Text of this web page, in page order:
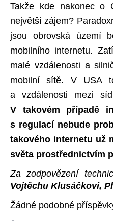
Takže kde nakonec o
největší zájem?
jsou obrovská území
mobilního internetu.
malé vzdálenosti a
mobilní sítě. V USA
a vzdálenosti mezi
V takovém případě
s regulací nebude
takového internetu už
světa prostřednictvím
Za zodpovězení
Vojtěchu Klusáčkovi,
Žádné podobné